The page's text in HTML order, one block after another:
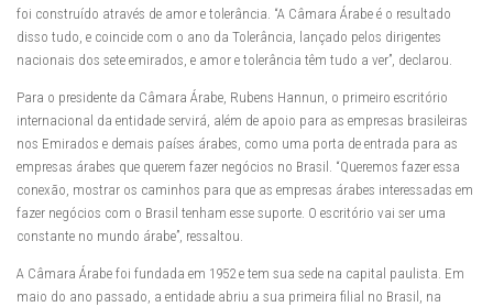
foi construído através de amor e tolerância. “A Câmara Árabe é o resultado
disso tudo, e coincide com o ano da Tolerância, lançado pelos dirigentes
nacionais dos sete emirados, e amor e tolerância têm tudo a ver”, declarou.
Para o presidente da Câmara Árabe, Rubens Hannun, o primeiro escritório
internacional da entidade servirá, além de apoio para as empresas brasileiras
nos Emirados e demais países árabes, como uma porta de entrada para as
empresas árabes que querem fazer negócios no Brasil. “Queremos fazer essa
conexão, mostrar os caminhos para que as empresas árabes interessadas em
fazer negócios com o Brasil tenham esse suporte. O escritório vai ser uma
constante no mundo árabe”, ressaltou.
A Câmara Árabe foi fundada em 1952 e tem sua sede na capital paulista. Em
maio do ano passado, a entidade abriu a sua primeira filial no Brasil, na